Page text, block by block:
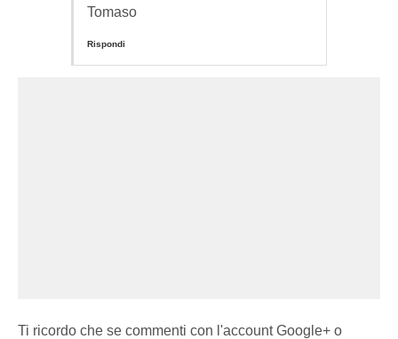
Tomaso
Rispondi
Ti ricordo che se commenti con l'account Google+ o